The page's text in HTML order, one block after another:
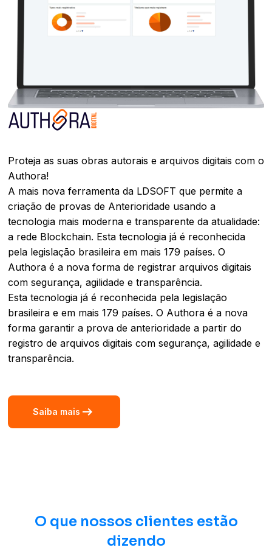
Proteja as suas obras autorais e arquivos digitais com o
Authora!
A mais nova ferramenta da LDSOFT que permite a
criação de provas de Anterioridade usando a
tecnologia mais moderna e transparente da atualidade:
a rede Blockchain. Esta tecnologia já é reconhecida
pela legislação brasileira em mais 179 países. O
Authora é a nova forma de registrar arquivos digitais
com segurança, agilidade e transparência.
Esta tecnologia já é reconhecida pela legislação
brasileira e em mais 179 países. O Authora é a nova
forma garantir a prova de anterioridade a partir do
registro de arquivos digitais com segurança, agilidade e
transparência.
Saiba mais arrow_right_alt
O que nossos clientes estão
dizendo